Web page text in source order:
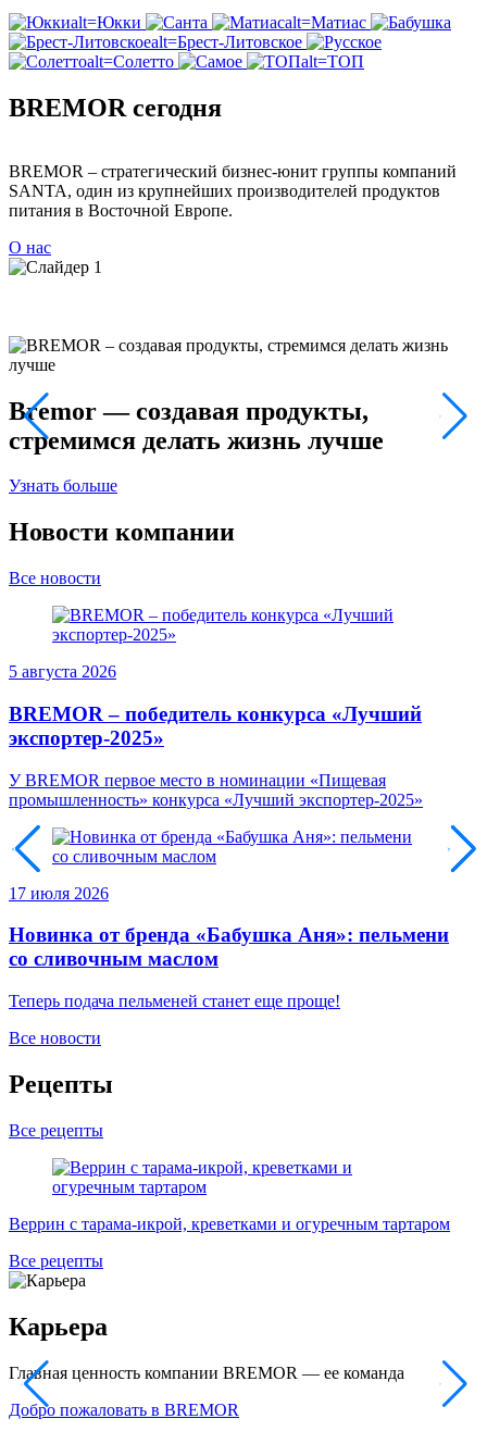
BREMOR сегодня
BREMOR – стратегический бизнес-юнит группы компаний
SANTA, один из крупнейших производителей продуктов
питания в Восточной Европе.
О нас
Bremor — создавая продукты,
стремимся делать жизнь лучше
Узнать больше
Новости компании
Все новости
5 августа 2026
BREMOR – победитель конкурса «Лучший
экспортер-2025»
У BREMOR первое место в номинации «Пищевая
промышленность» конкурса «Лучший экспортер-2025»
17 июля 2026
Новинка от бренда «Бабушка Аня»: пельмени
со сливочным маслом
Теперь подача пельменей станет еще проще!
Все новости
Рецепты
Все рецепты
Веррин с тарама-икрой, креветками и огуречным тартаром
Все рецепты
Карьера
Главная ценность компании BREMOR — ее команда
Добро пожаловать в BREMOR